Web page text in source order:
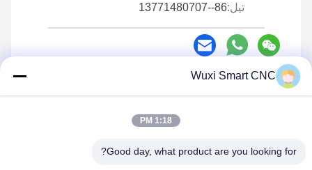
تيل:86--13771480707
Wuxi Smart CNC
1:18 PM
Good day, what product are you looking for?